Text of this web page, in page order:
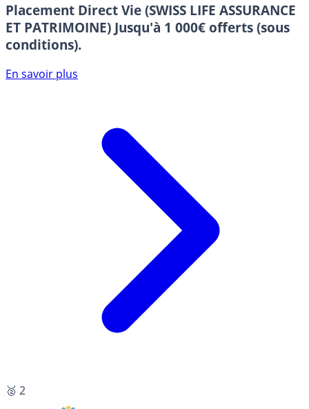
Placement Direct Vie (SWISS LIFE ASSURANCE
ET PATRIMOINE) Jusqu'à 1 000€ offerts (sous
conditions).
En savoir plus
🥈 2